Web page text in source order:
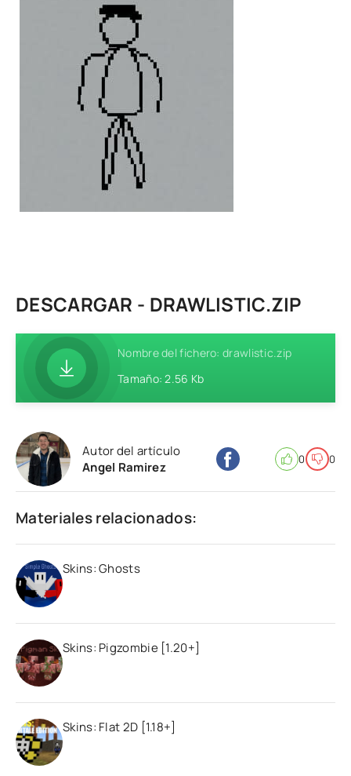
DESCARGAR - DRAWLISTIC.ZIP
Nombre del fichero: drawlistic.zip
Tamaño: 2.56 Kb
Autor del artículo
Angel Ramirez
0 0
Materiales relacionados:
Skins: Ghosts
Skins: Pigzombie [1.20+]
Skins: Flat 2D [1.18+]